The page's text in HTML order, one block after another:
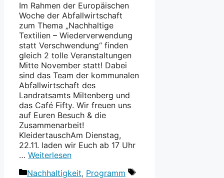
Im Rahmen der Europäischen
Woche der Abfallwirtschaft
zum Thema „Nachhaltige
Textilien – Wiederverwendung
statt Verschwendung“ finden
gleich 2 tolle Veranstaltungen
Mitte November statt! Dabei
sind das Team der kommunalen
Abfallwirtschaft des
Landratsamts Miltenberg und
das Café Fifty. Wir freuen uns
auf Euren Besuch & die
Zusammenarbeit!
KleidertauschAm Dienstag,
22.11. laden wir Euch ab 17 Uhr
… Weiterlesen
Kategorien
Nachhaltigkeit, Programm Schlagwörter